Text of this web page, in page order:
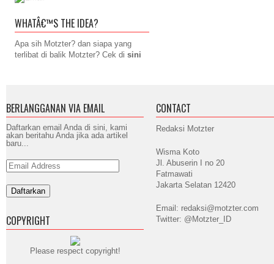
WHATÂ€™S THE IDEA?
Apa sih Motzter? dan siapa yang
terlibat di balik Motzter? Cek di sini
BERLANGGANAN VIA EMAIL
Daftarkan email Anda di sini, kami
akan beritahu Anda jika ada artikel
baru...
Email
Address
COPYRIGHT
Please respect copyright!
CONTACT
Redaksi Motzter
Wisma Koto
Jl. Abuserin I no 20
Fatmawati
Jakarta Selatan 12420
Email: redaksi@motzter.com
Twitter: @Motzter_ID